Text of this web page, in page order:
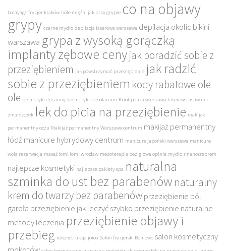
balayage fryzjer kraków bóle mięśni jak przy grypie co na objawy
grypy czarne mydło depilacja laserowa warszawa depilacja okolic bikini
warszawa grypa z wysoką gorączką
implanty zębowe cenyjak poradzić sobie z
przeziębieniem jak powstrzymać przeziębienie jak radzić
sobie z przeziębieniem kody rabatowe ole
ole kosmetyki do sauny kosmetyki do solarium Kriolipoliza warszawa laserowe usuwanie
zmarszczek lek do picia na przeziębienie makijaż
permanentny oczu Makijaż permanentny Warszawa centrum makijaż permanentny
łódź manicure hybrydowy centrum manicure japoński warszawa manicure
wola rezerwacja masaż lomi lomi wrocław mezoterapia bezigłowa opinie mydło z nanosrebrem
najlepsze kosmetyki najlepsze pakiety spa naturalna
szminka do ust bez parabenów naturalny
krem do twarzy bez parabenówprzeziębienie ból
gardła przeziębienie jak leczyć szybko przeziębienie naturalne
metody leczenia przeziębienie objawy i
przebieg rekonstrukcja joico Salon fryzjerski Bemowo salon kosmetyczny